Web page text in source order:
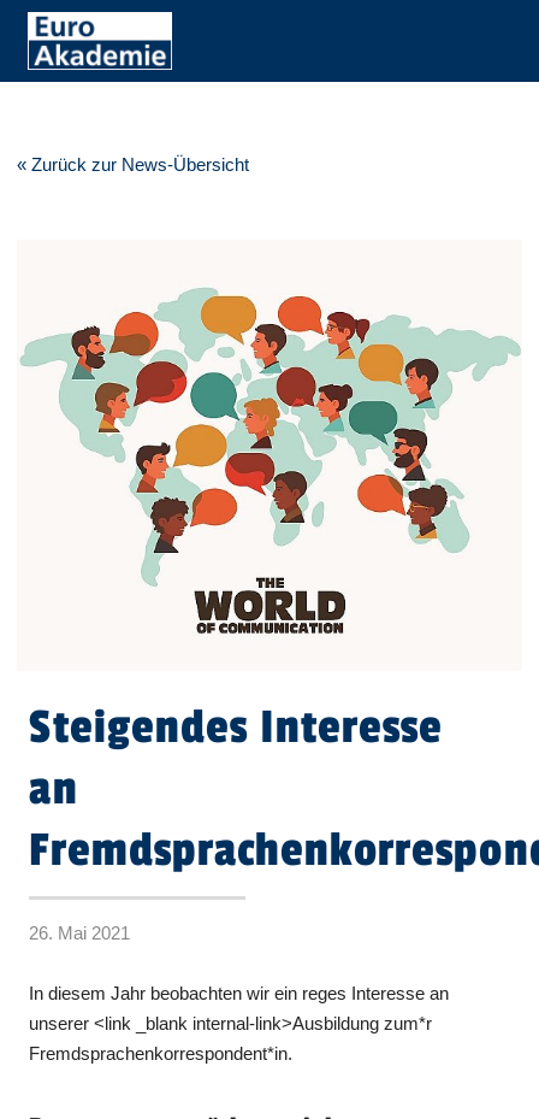
« Zurück zur News-Übersicht
Steigendes Interesse
an
26. Mai 2021
In diesem Jahr beobachten wir ein reges Interesse an
unserer <link _blank internal-link>Ausbildung zum*r
Fremdsprachenkorrespondent*in.